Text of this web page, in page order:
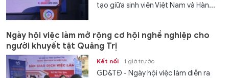
tạo giữa sinh viên Việt Nam và Hàn...
Ngày hội việc làm mở rộng cơ hội nghề nghiệp cho
người khuyết tật Quảng Trị
Kết nối 1 giờ trước
GD&TĐ - Ngày hội việc làm diễn ra